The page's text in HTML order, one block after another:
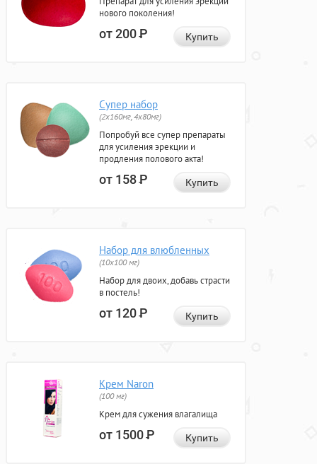
нового поколения!
от 200Р Купить
Супер набор
(2х160мг, 4х80мг)
Попробуй все супер препараты
для усиления эрекции и
продления полового акта!
от 158Р Купить
Набор для влюбленных
(10х100 мг)
Набор для двоих, добавь страсти
в постель!
от 120Р Купить
Крем Naron
(100 мг)
Крем для сужения влагалища
от 1500Р Купить